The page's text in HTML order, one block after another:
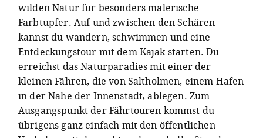
wilden Natur für besonders malerische
Farbtupfer. Auf und zwischen den Schären
kannst du wandern, schwimmen und eine
Entdeckungstour mit dem Kajak starten. Du
erreichst das Naturparadies mit einer der
kleinen Fähren, die von Saltholmen, einem Hafen
in der Nähe der Innenstadt, ablegen. Zum
Ausgangspunkt der Fährtouren kommst du
übrigens ganz einfach mit den öffentlichen